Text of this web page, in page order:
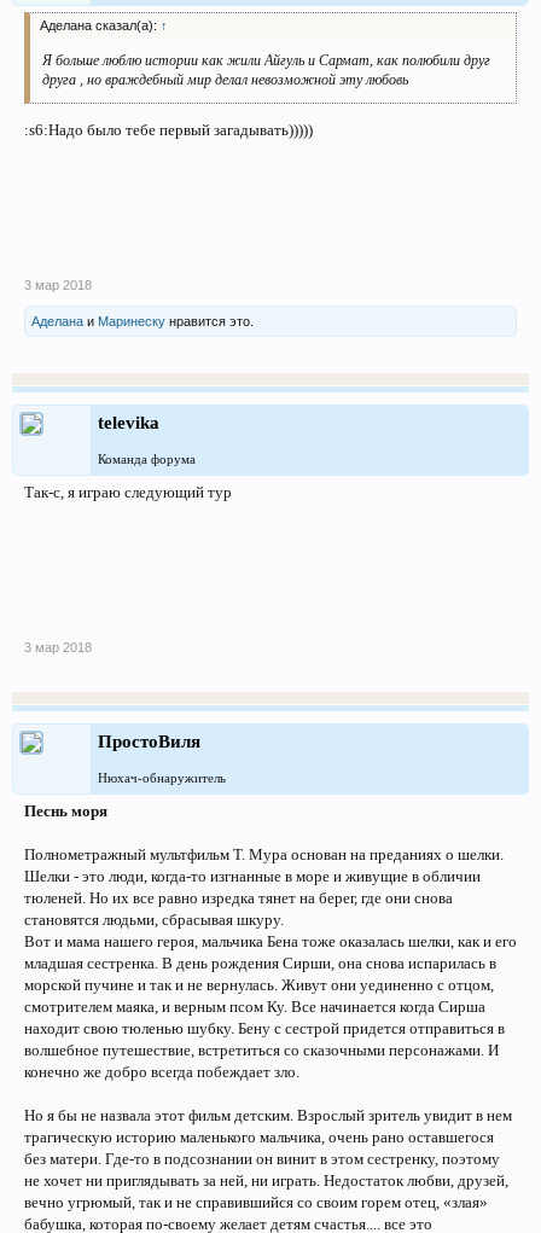
Аделана сказал(а): ↑
Я больше люблю истории как жили Айгуль и Сармат, как полюбили друг
друга , но враждебный мир делал невозможной эту любовь
:s6:Надо было тебе первый загадывать)))))
3 мар 2018
Аделана и Маринеску нравится это.
televika
Команда форума
Так-с, я играю следующий тур
3 мар 2018
ПростоВиля
Нюхач-обнаружитель
Песнь моря
Полнометражный мультфильм Т. Мура основан на преданиях о шелки.
Шелки - это люди, когда-то изгнанные в море и живущие в обличии
тюленей. Но их все равно изредка тянет на берег, где они снова
становятся людьми, сбрасывая шкуру.
Вот и мама нашего героя, мальчика Бена тоже оказалась шелки, как и его
младшая сестренка. В день рождения Сирши, она снова испарилась в
морской пучине и так и не вернулась. Живут они уединенно с отцом,
смотрителем маяка, и верным псом Ку. Все начинается когда Сирша
находит свою тюленью шубку. Бену с сестрой придется отправиться в
волшебное путешествие, встретиться со сказочными персонажами. И
конечно же добро всегда побеждает зло.
Но я бы не назвала этот фильм детским. Взрослый зритель увидит в нем
трагическую историю маленького мальчика, очень рано оставшегося
без матери. Где-то в подсознании он винит в этом сестренку, поэтому
не хочет ни приглядывать за ней, ни играть. Недостаток любви, друзей,
вечно угрюмый, так и не справившийся со своим горем отец, «злая»
бабушка, которая по-своему желает детям счастья.... все это